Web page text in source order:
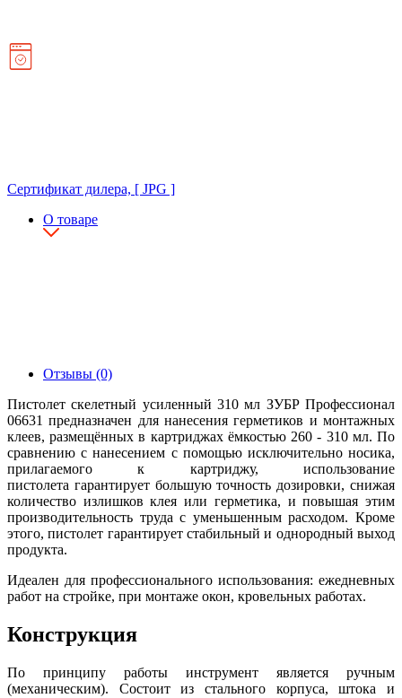
Сертификат дилера, [ JPG ]
О товаре
Отзывы (0)
Пистолет скелетный усиленный 310 мл ЗУБР Профессионал
06631 предназначен для нанесения герметиков и монтажных
клеев, размещённых в картриджах ёмкостью 260 - 310 мл. По
сравнению с нанесением с помощью исключительно носика,
прилагаемого к картриджу, использование
пистолета гарантирует большую точность дозировки, снижая
количество излишков клея или герметика, и повышая этим
производительность труда с уменьшенным расходом. Кроме
этого, пистолет гарантирует стабильный и однородный выход
продукта.
Идеален для профессионального использования: ежедневных
работ на стройке, при монтаже окон, кровельных работах.
Конструкция
По принципу работы инструмент является ручным
(механическим). Состоит из стального корпуса, штока и